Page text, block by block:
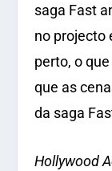
saga Fast
no projecto
perto, o
que as
da saga
Hollywood